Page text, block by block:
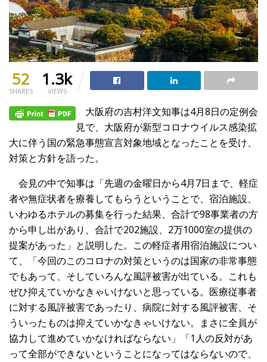
52
SHARES
1.3k
VIEWS
大阪府の吉村洋文知事は4月8日の定例会
見で、大阪府が新型コロナウイルス感染拡
大に伴う国の緊急事態宣言対象地域となったことを受け、
対策と方針を語った。
会見の中で知事は「先週の金曜日から4月7日まで、軽症
者や無症状者を療養してもらうということで、宿泊施設、
いわゆるホテルの募集を行った結果、合計で98事業者の方
から申し出があり、合計で202施設、2万1000室の提供の
提案があった」と説明した。この軽症者用宿泊施設につい
て、「今回のこのコロナの対策というのは国家の非常事態
でもあって、そしていろんな風評被害が出ている。これも
ぜひ抑えていかなきゃいけないと思っている。医療従事者
に対する風評被害であったり、病院に対する風評被害、そ
ういったものは抑えていかなきゃいけない。まさに全員が
協力して進めていかなければならない」「1人の反対があ
って全部ができないということになってはならないので、